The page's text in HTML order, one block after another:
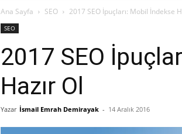
Ana Sayfa SEO 2017 SEO İpuçları: Mobil İndekse
SEO
2017 SEO
Hazır Ol
Yazar İsmail Emrah Demirayak - 14 Aralık 2016